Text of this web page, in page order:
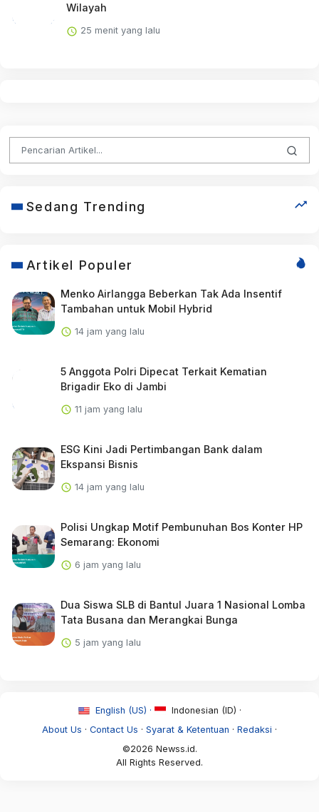
Wilayah
25 menit yang lalu
Sedang Trending
Artikel Populer
Menko Airlangga Beberkan Tak Ada Insentif
Tambahan untuk Mobil Hybrid
14 jam yang lalu
5 Anggota Polri Dipecat Terkait Kematian
Brigadir Eko di Jambi
11 jam yang lalu
ESG Kini Jadi Pertimbangan Bank dalam
Ekspansi Bisnis
14 jam yang lalu
Polisi Ungkap Motif Pembunuhan Bos Konter HP
Semarang: Ekonomi
6 jam yang lalu
Dua Siswa SLB di Bantul Juara 1 Nasional Lomba
Tata Busana dan Merangkai Bunga
5 jam yang lalu
English (US) ·
Indonesian (ID) ·
About Us · Contact Us · Syarat & Ketentuan · Redaksi ·
©2026 Newss.id.
All Rights Reserved.